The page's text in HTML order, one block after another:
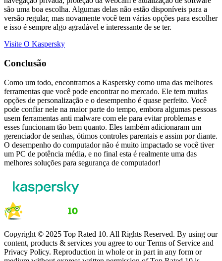
são uma boa escolha. Algumas delas não estão disponíveis para a
versão regular, mas novamente você tem várias opções para escolher
e isso é sempre algo agradável e interessante de se ter.
Visite O Kaspersky
Conclusão
Como um todo, encontramos a Kaspersky como uma das melhores
ferramentas que você pode encontrar no mercado. Ele tem muitas
opções de personalização e o desempenho é quase perfeito. Você
pode confiar nele na maior parte do tempo, embora algumas pessoas
usem ferramentas anti malware com ele para evitar problemas e
esses funcionam tão bem quanto. Eles também adicionaram um
gerenciador de senhas, ótimos controles parentais e assim por diante.
O desempenho do computador não é muito impactado se você tiver
um PC de potência média, e no final esta é realmente uma das
melhores soluções para segurança de computador!
Copyright © 2025 Top Rated 10. All Rights Reserved. By using our
content, products & services you agree to our Terms of Service and
Privacy Policy. Reproduction in whole or in part in any form or